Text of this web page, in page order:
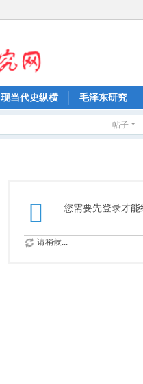
现当代史纵横 毛泽东研究
帖子
您需要先登录才能
请稍候...